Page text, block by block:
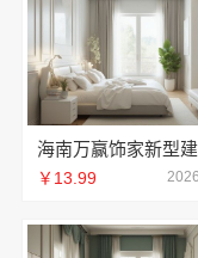
￥13.99